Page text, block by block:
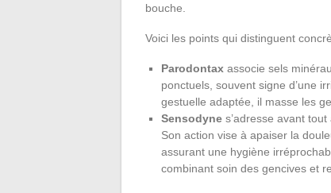
bouche.
Voici les points qui distinguent
Parodontax associe sels
ponctuels, souvent signe d’une
gestuelle adaptée, il masse les
Sensodyne s’adresse avant
Son action vise à apaiser la
assurant une hygiène
combinant soin des gencives et